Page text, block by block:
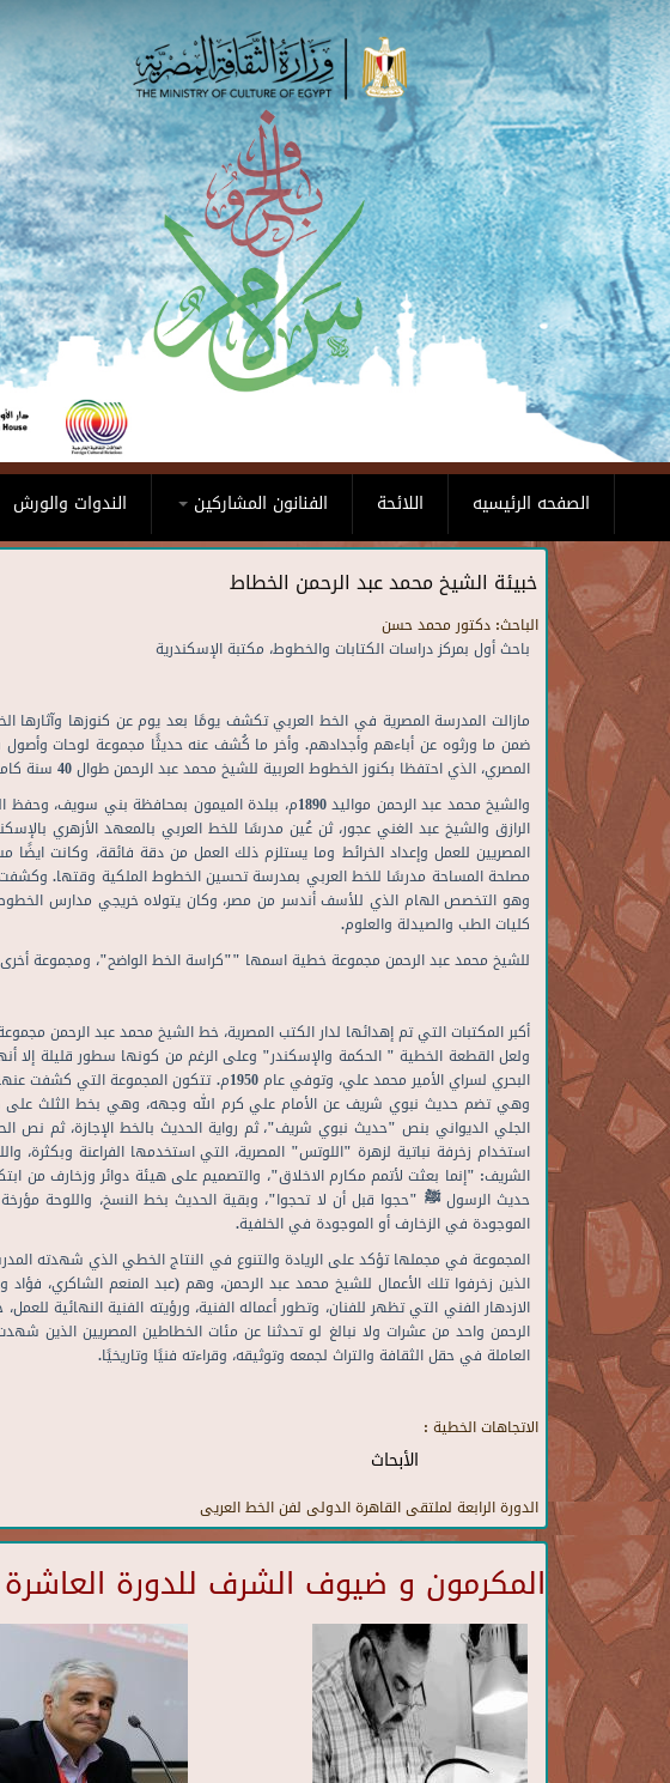
Skip to main content
الندوات والورش الفنانون المشاركين اللائحة الصفحه الرئيسيه
خبيئة الشيخ محمد عبد الرحمن الخطاط
الباحث: دكتور محمد حسن
باحث أول بمركز دراسات الكتابات والخطوط، مكتبة الإسكندرية
مازالت المدرسة المصرية في الخط العربي تكشف يومًا بعد يوم عن كنوزها وآثارها
ضمن ما ورثوه عن أباءهم وأجدادهم. وأخر ما كُشف عنه حديثًا مجموعة لوحات وأصول
المصري، الذي احتفظا بكنوز الخطوط العربية للشيخ محمد عبد الرحمن طوال 40 سنة كاملة.
والشيخ محمد عبد الرحمن مواليد 1890م، ببلدة الميمون
المصريين للعمل وإعداد الخرائط وما يستلزم ذلك العمل من دقة فائقة، وكانت ايضًا
مصلحة المساحة مدرسًا للخط العربي بمدرسة تحسين الخطوط الملكية وقتها. وكشفت
وهو التخصص الهام الذي للأسف أندسر من مصر، وكان يتولاه خريجي مدارس الخطوط
كليات الطب والصيدلة والعلوم.
للشيخ محمد عبد الرحمن مجموعة خطية اسمها ""كراسة الخط الواضح"، ومجموعة
أكبر المكتبات التي تم إهدائها لدار الكتب المصرية، خط الشيخ محمد عبد الرحمن
استخدام زخرفة نباتية لزهرة "اللوتس" المصرية، التي استخدمها الفراعنة وبكثرة،
الموجودة في الزخارف أو الموجودة في الخلفية.
المجموعة في مجملها تؤكد على الريادة والتنوع في النتاج الخطي الذي شهدته
الذين زخرفوا تلك الأعمال للشيخ محمد عبد الرحمن، وهم (عبد المنعم الشاكري،
الازدهار الفني التي تظهر للفنان، وتطور أعماله الفنية، ورؤيته الفنية النهائية
الرحمن واحد من عشرات ولا نبالغ لو تحدثنا عن مئات الخطاطين المصريين الذين
العاملة في حقل الثقافة والتراث لجمعه وتوثيقه، وقراءته فنيًا وتاريخيًا.
الاتجاهات الخطية :
الأبحاث
الدورة الرابعة لملتقى القاهرة الدولى لفن الخط العريى
المكرمون و ضيوف الشرف للدورة العاشرة